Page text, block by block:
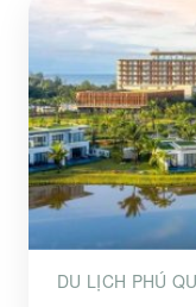
DU LỊCH PHÚ